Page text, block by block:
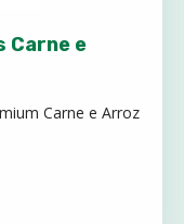
Carne e
Carne e Arroz